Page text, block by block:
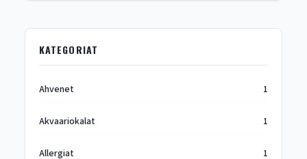
KATEGORIAT
Ahvenet 1
Akvaariokalat 1
Allergiat 1